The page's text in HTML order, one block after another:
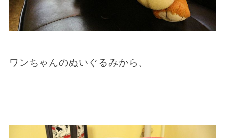
ワンちゃんのぬいぐるみから、